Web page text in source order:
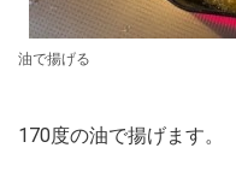
油で揚げる
170度の油で揚げます。